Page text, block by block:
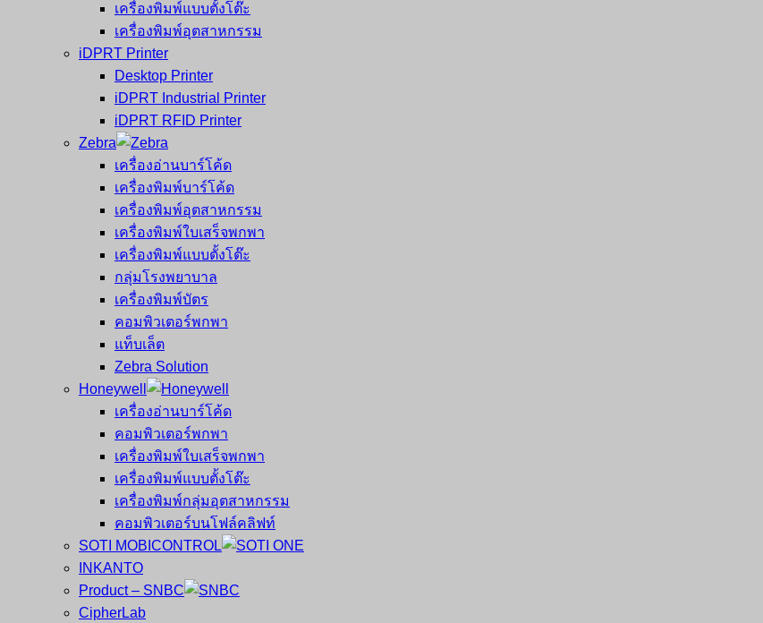
เครื่องพิมพ์แบบตั้งโต๊ะ
เครื่องพิมพ์อุตสาหกรรม
iDPRT Printer
Desktop Printer
iDPRT Industrial Printer
iDPRT RFID Printer
Zebra
เครื่องอ่านบาร์โค้ด
เครื่องพิมพ์บาร์โค้ด
เครื่องพิมพ์อุตสาหกรรม
เครื่องพิมพ์ใบเสร็จพกพา
เครื่องพิมพ์แบบตั้งโต๊ะ
กลุ่มโรงพยาบาล
เครื่องพิมพ์บัตร
คอมพิวเตอร์พกพา
แท็บเล็ต
Zebra Solution
Honeywell
เครื่องอ่านบาร์โค้ด
คอมพิวเตอร์พกพา
เครื่องพิมพ์ใบเสร็จพกพา
เครื่องพิมพ์แบบตั้งโต๊ะ
เครื่องพิมพ์กลุ่มอุตสาหกรรม
คอมพิวเตอร์บนโฟล์คลิฟท์
SOTI MOBICONTROL
INKANTO
Product – SNBC
CipherLab